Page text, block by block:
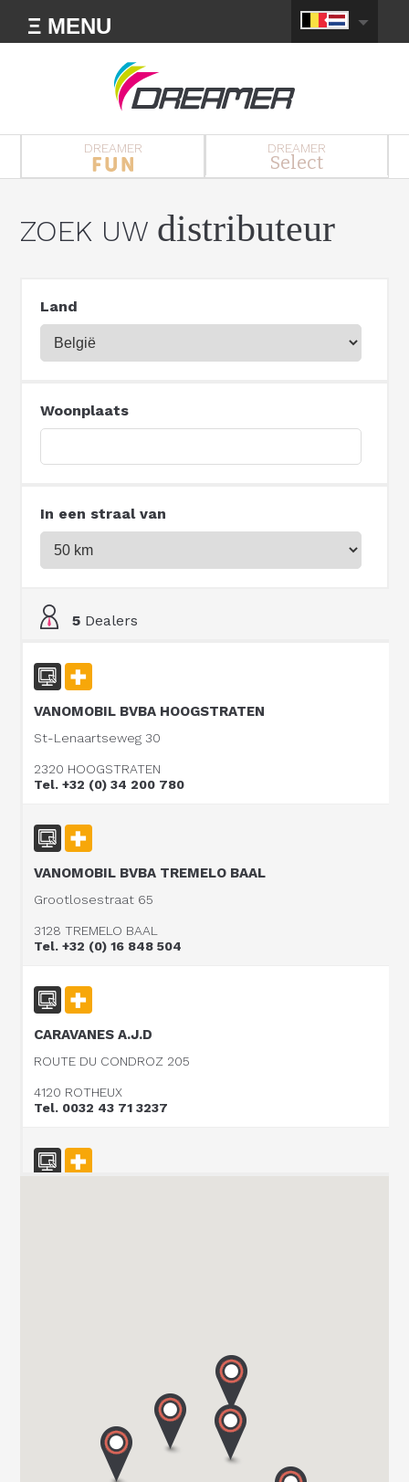
Ξ MENU
DREAMER DREAMER
Select
ZOEK UW distributeur
Land
Woonplaats
In een straal van
5 Dealers
VANOMOBIL BVBA HOOGSTRATEN
St-Lenaartseweg 30
2320 HOOGSTRATEN
Tel. +32 (0) 34 200 780
VANOMOBIL BVBA TREMELO BAAL
Grootlosestraat 65
3128 TREMELO BAAL
Tel. +32 (0) 16 848 504
CARAVANES A.J.D
ROUTE DU CONDROZ 205
4120 ROTHEUX
Tel. 0032 43 71 3237
WEBSITE - VANOMOBIL BVBA LOKEREN - NE PAS
9160 LOKEREN